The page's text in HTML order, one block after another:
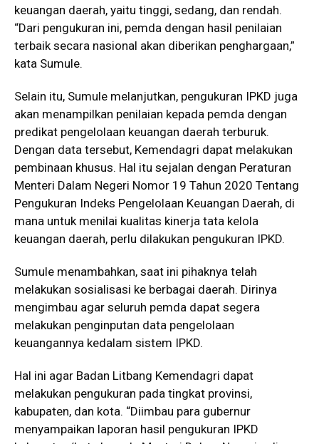
keuangan daerah, yaitu tinggi, sedang, dan rendah.
“Dari pengukuran ini, pemda dengan hasil penilaian
terbaik secara nasional akan diberikan penghargaan,”
kata Sumule.
Selain itu, Sumule melanjutkan, pengukuran IPKD juga
akan menampilkan penilaian kepada pemda dengan
predikat pengelolaan keuangan daerah terburuk.
Dengan data tersebut, Kemendagri dapat melakukan
pembinaan khusus. Hal itu sejalan dengan Peraturan
Menteri Dalam Negeri Nomor 19 Tahun 2020 Tentang
Pengukuran Indeks Pengelolaan Keuangan Daerah, di
mana untuk menilai kualitas kinerja tata kelola
keuangan daerah, perlu dilakukan pengukuran IPKD.
Sumule menambahkan, saat ini pihaknya telah
melakukan sosialisasi ke berbagai daerah. Dirinya
mengimbau agar seluruh pemda dapat segera
melakukan penginputan data pengelolaan
keuangannya kedalam sistem IPKD.
Hal ini agar Badan Litbang Kemendagri dapat
melakukan pengukuran pada tingkat provinsi,
kabupaten, dan kota. “Diimbau para gubernur
menyampaikan laporan hasil pengukuran IPKD